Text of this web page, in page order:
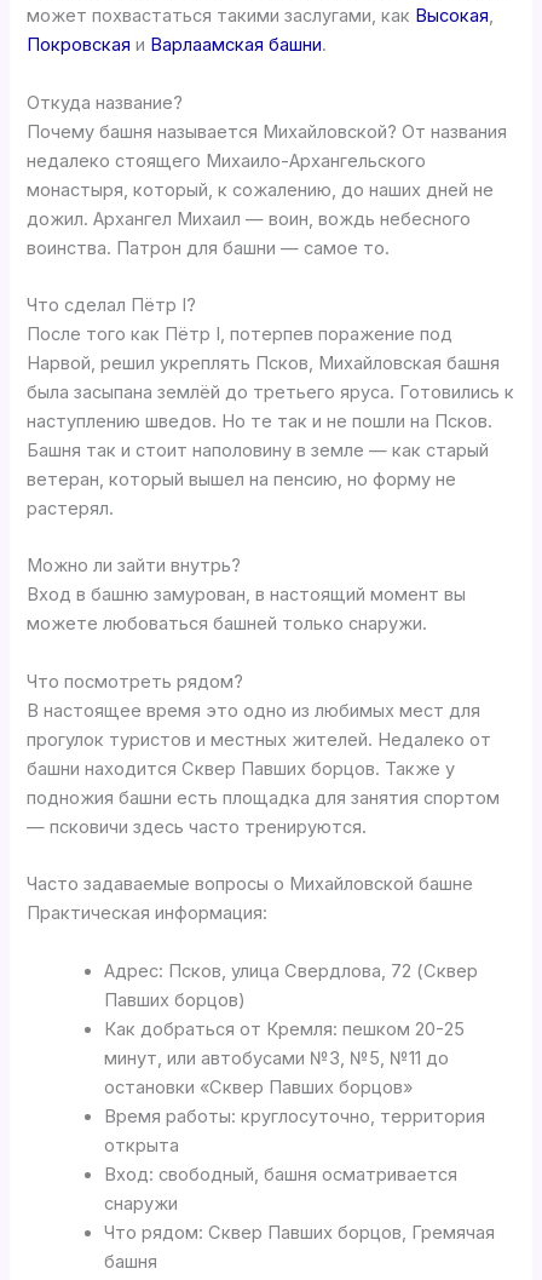
может похвастаться такими заслугами, как Высокая,
Покровская и Варлаамская башни.
Откуда название?
Почему башня называется Михайловской? От названия
недалеко стоящего Михаило-Архангельского
монастыря, который, к сожалению, до наших дней не
дожил. Архангел Михаил — воин, вождь небесного
воинства. Патрон для башни — самое то.
Что сделал Пётр I?
После того как Пётр I, потерпев поражение под
Нарвой, решил укреплять Псков, Михайловская башня
была засыпана землёй до третьего яруса. Готовились к
наступлению шведов. Но те так и не пошли на Псков.
Башня так и стоит наполовину в земле — как старый
ветеран, который вышел на пенсию, но форму не
растерял.
Можно ли зайти внутрь?
Вход в башню замурован, в настоящий момент вы
можете любоваться башней только снаружи.
Что посмотреть рядом?
В настоящее время это одно из любимых мест для
прогулок туристов и местных жителей. Недалеко от
башни находится Сквер Павших борцов. Также у
подножия башни есть площадка для занятия спортом
— псковичи здесь часто тренируются.
Часто задаваемые вопросы о Михайловской башне
Практическая информация:
Адрес: Псков, улица Свердлова, 72 (Сквер
Павших борцов)
Как добраться от Кремля: пешком 20-25
минут, или автобусами №3, №5, №11 до
остановки «Сквер Павших борцов»
Время работы: круглосуточно, территория
открыта
Вход: свободный, башня осматривается
снаружи
Что рядом: Сквер Павших борцов, Гремячая
башня